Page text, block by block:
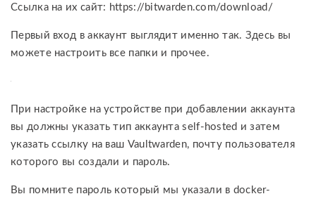
Ссылка на их сайт: https://bitwarden.com/download/
Первый вход в аккаунт выглядит именно так. Здесь вы
можете настроить все папки и прочее.
При настройке на устройстве при добавлении аккаунта
вы должны указать тип аккаунта self-hosted и затем
указать ссылку на ваш Vaultwarden, почту пользователя
которого вы создали и пароль.
Вы помните пароль который мы указали в docker-